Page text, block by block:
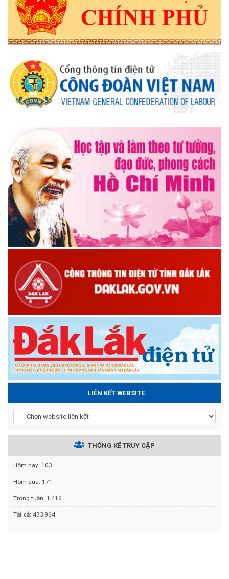
LIÊN KẾT WEBSITE
THỐNG KÊ TRUY CẬP
Hôm nay: 103
Hôm qua: 171
Trong tuần: 1,416
Tất cả: 433,964